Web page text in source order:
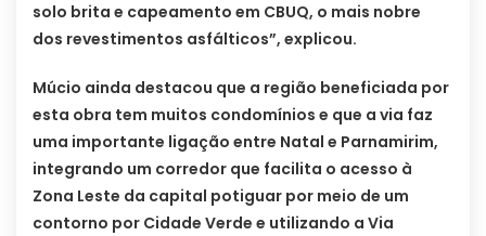
solo brita e capeamento em CBUQ, o mais nobre
dos revestimentos asfálticos”, explicou.
Múcio ainda destacou que a região beneficiada por
esta obra tem muitos condomínios e que a via faz
uma importante ligação entre Natal e Parnamirim,
integrando um corredor que facilita o acesso à
Zona Leste da capital potiguar por meio de um
contorno por Cidade Verde e utilizando a Via